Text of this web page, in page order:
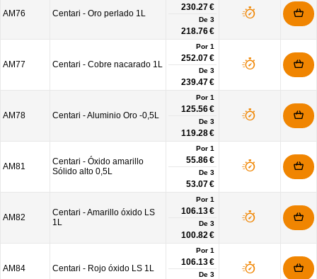
AM76 Centari - Oro perlado 1L
230.27 €
De 3
218.76 €
AM77 Centari - Cobre nacarado 1L
Por 1
252.07 €
De 3
239.47 €
AM78 Centari - Aluminio Oro -0,5L
Por 1
125.56 €
De 3
119.28 €
AM81
Centari - Óxido amarillo
Sólido alto 0,5L
Por 1
55.86 €
De 3
53.07 €
AM82
Centari - Amarillo óxido LS
1L
Por 1
106.13 €
De 3
100.82 €
AM84 Centari - Rojo óxido LS 1L
Por 1
106.13 €
De 3